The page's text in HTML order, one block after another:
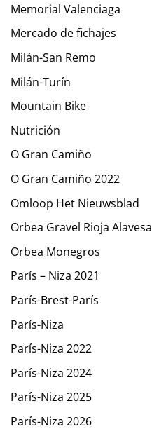
Memorial Valenciaga
Mercado de fichajes
Milán-San Remo
Milán-Turín
Mountain Bike
Nutrición
O Gran Camiño
O Gran Camiño 2022
Omloop Het Nieuwsblad
Orbea Gravel Rioja Alavesa
Orbea Monegros
París – Niza 2021
París-Brest-París
París-Niza
París-Niza 2022
París-Niza 2024
París-Niza 2025
París-Niza 2026